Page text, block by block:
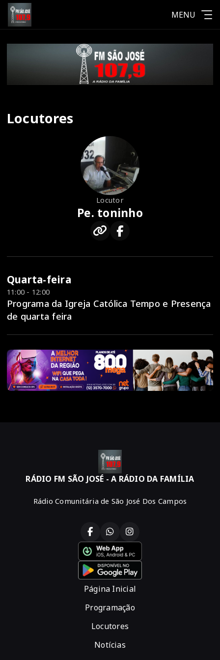
MENU
Locutores
Locutor
Pe. toninho
Quarta-feira
11:00 - 12:00
Programa da Igreja Católica Tempo e Presença
de quarta feira
RÁDIO FM SÃO JOSÉ - A RÁDIO DA FAMÍLIA
Rádio Comunitária de São José Dos Campos
Página Inicial
Programação
Locutores
Notícias